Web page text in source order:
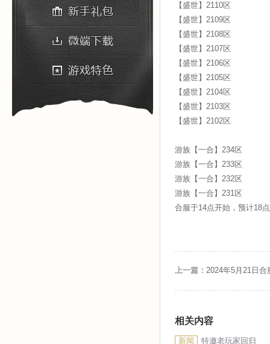
【盛世】2110区
【盛世】2109区
【盛世】2108区
【盛世】2107区
【盛世】2106区
【盛世】2105区
【盛世】2104区
【盛世】2103区
【盛世】2102区
游族【一合】234区
游族【一合】233区
游族【一合】232区
游族【一合】231区
合服于14点开始，预计18
上一篇： 2024年5月21日合
相关内容
新闻
特邀老玩家回归